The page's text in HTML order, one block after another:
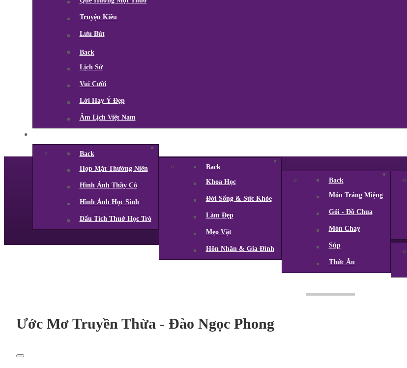
Truyện Kiều
Lưu Bút
Back
Lịch Sử
Vui Cười
Lời Hay Ý Đẹp
Âm Lịch Việt Nam
Back
Họp Mặt Thường Niên
Hình Ảnh Thầy Cô
Hình Ảnh Học Sinh
Dấu Tích Thuở Học Trò
Back
Khoa Học
Đời Sống & Sức Khỏe
Làm Đẹp
Mẹo Vặt
Hôn Nhân & Gia Đình
Back
Món Tráng Miệng
Gỏi - Đồ Chua
Món Chay
Súp
Thức Ăn
Ước Mơ Truyền Thừa - Đào Ngọc Phong